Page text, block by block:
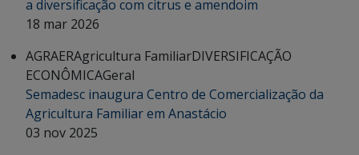
a diversificação com citrus e amendoim
18 mar 2026
AGRAERAgricultura FamiliarDIVERSIFICAÇÃO
ECONÔMICAGeral
Semadesc inaugura Centro de Comercialização da
Agricultura Familiar em Anastácio
03 nov 2025